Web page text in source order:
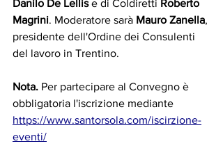
Danilo De Lellis e di Coldiretti Roberto
Magrini. Moderatore sarà Mauro Zanella,
presidente dell'Ordine dei Consulenti
del lavoro in Trentino.
Nota. Per partecipare al Convegno è
obbligatoria l'iscrizione mediante
https://www.santorsola.com/iscirzione-
eventi/